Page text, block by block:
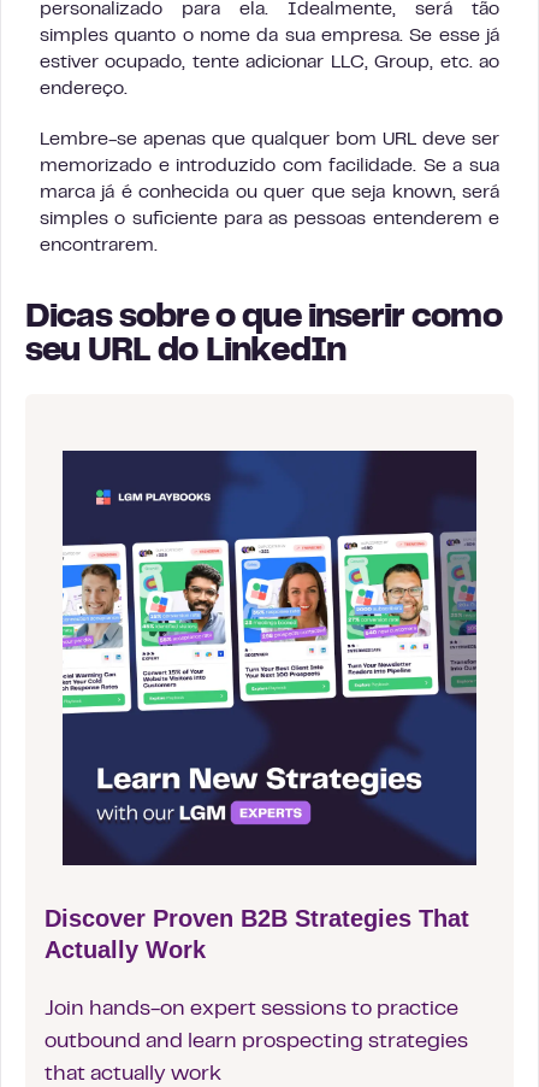
personalizado para ela. Idealmente, será tão
simples quanto o nome da sua empresa. Se esse já
estiver ocupado, tente adicionar LLC, Group, etc. ao
endereço.
Lembre-se apenas que qualquer bom URL deve ser
memorizado e introduzido com facilidade. Se a sua
marca já é conhecida ou quer que seja known, será
simples o suficiente para as pessoas entenderem e
encontrarem.
Dicas sobre o que inserir como
seu URL do LinkedIn
Discover Proven B2B Strategies That
Actually Work
Join hands-on expert sessions to practice
outbound and learn prospecting strategies
that actually work